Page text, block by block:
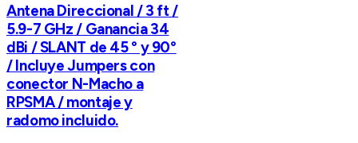
Antena Direccional / 3 ft /
5.9-7 GHz / Ganancia 34
dBi / SLANT de 45 ° y 90°
/ Incluye Jumpers con
conector N-Macho a
RPSMA / montaje y
radomo incluido.